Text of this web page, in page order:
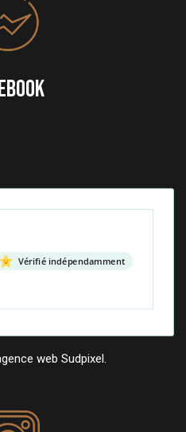
Vérifié indépendamment
web Sudpixel.